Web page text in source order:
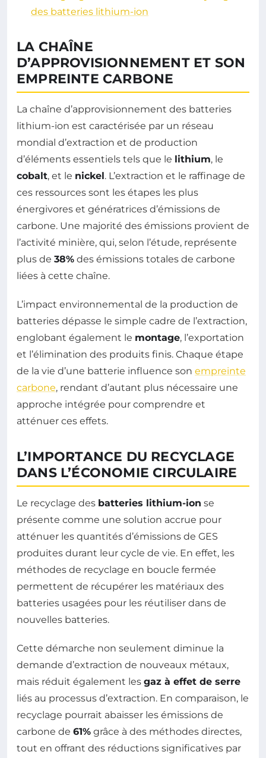
des batteries lithium-ion
LA CHAÎNE
D’APPROVISIONNEMENT ET SON
EMPREINTE CARBONE
La chaîne d’approvisionnement des batteries
lithium-ion est caractérisée par un réseau
mondial d’extraction et de production
d’éléments essentiels tels que le lithium, le
cobalt, et le nickel. L’extraction et le raffinage de
ces ressources sont les étapes les plus
énergivores et génératrices d’émissions de
carbone. Une majorité des émissions provient de
l’activité minière, qui, selon l’étude, représente
plus de 38% des émissions totales de carbone
liées à cette chaîne.
L’impact environnemental de la production de
batteries dépasse le simple cadre de l’extraction,
englobant également le montage, l’exportation
et l’élimination des produits finis. Chaque étape
de la vie d’une batterie influence son empreinte
carbone, rendant d’autant plus nécessaire une
approche intégrée pour comprendre et
atténuer ces effets.
L’IMPORTANCE DU RECYCLAGE
DANS L’ÉCONOMIE CIRCULAIRE
Le recyclage des batteries lithium-ion se
présente comme une solution accrue pour
atténuer les quantités d’émissions de GES
produites durant leur cycle de vie. En effet, les
méthodes de recyclage en boucle fermée
permettent de récupérer les matériaux des
batteries usagées pour les réutiliser dans de
nouvelles batteries.
Cette démarche non seulement diminue la
demande d’extraction de nouveaux métaux,
mais réduit également les gaz à effet de serre
liés au processus d’extraction. En comparaison, le
recyclage pourrait abaisser les émissions de
carbone de 61% grâce à des méthodes directes,
tout en offrant des réductions significatives par